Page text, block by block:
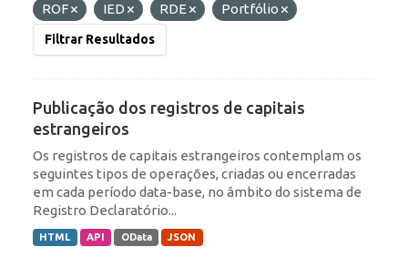
ROF
IED RDE Portfólio
Filtrar Resultados
Publicação dos registros de capitais
estrangeiros
Os registros de capitais estrangeiros contemplam os
seguintes tipos de operações, criadas ou encerradas
em cada período data-base, no âmbito do sistema de
Registro Declaratório...
HTML API OData JSON